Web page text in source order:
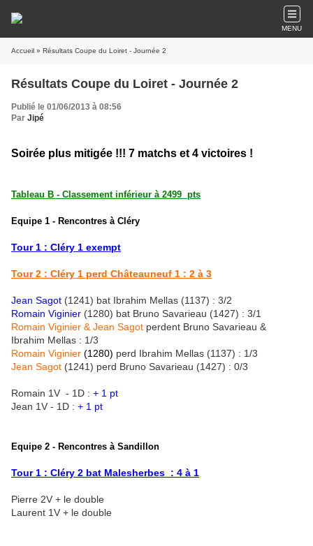
MENU
Accueil » Résultats Coupe du Loiret - Journée 2
Résultats Coupe du Loiret - Journée 2
Publié le 01/06/2013 à 08:56
Par Jipé
Soirée plus mitigée !!! 7 matchs et 4 victoires !
Tableau B - Classement inférieur à 2499 pts
Equipe 1 - Rencontres à Cléry
Tour 1 : Cléry 1 exempt
Tour 2 : Cléry 1 perd Châteauneuf 1 : 2 à 3
Jean Sagot (1241) bat Ibrahim Mellas (1137) : 3/2
Romain Viginier (1280) bat Bruno Savarieau (1427) : 3/1
Romain Viginier & Jean Sagot perdent Bruno Savarieau &
Ibrahim Mellas : 1/3
Romain Viginier (1280) perd Ibrahim Mellas (1137) : 1/3
Jean Sagot (1241) perd Bruno Savarieau (1427) : 0/3
Romain 1V - 1D : + 1 pt
Jean 1V - 1D : + 1 pt
Equipe 2 - Rencontres à Sandillon
Tour 1 : Cléry 2 bat Malesherbes : 4 à 1
Pierre 2V + le double
Laurent 1V + le double